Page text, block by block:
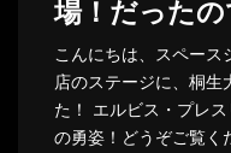
場！だったの
こんにちは、スペース
店のステージに、桐生
た！ エルビス・プレ
の勇姿！どうぞご覧